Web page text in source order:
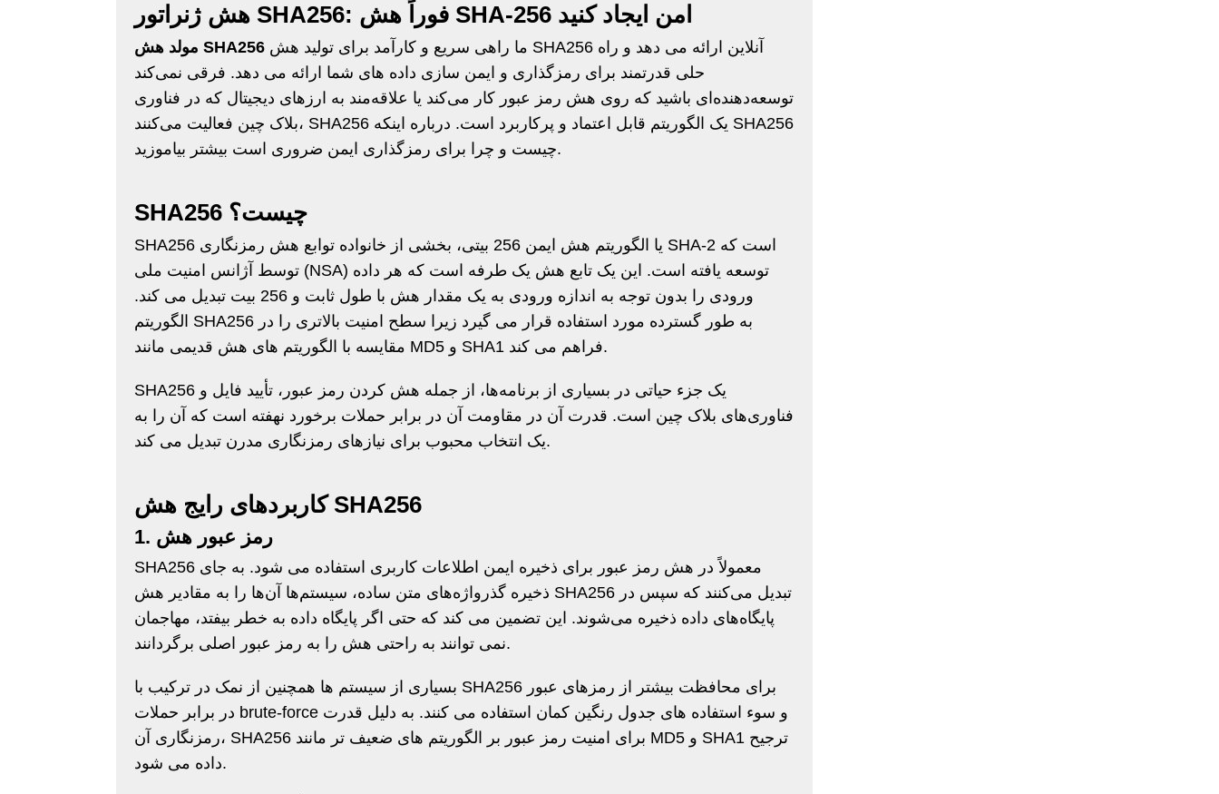
هش ژنراتور SHA256: فوراً هش SHA-256 امن ایجاد کنید
مولد هش SHA256
حلی قدرتمند برای رمزگذاری و ایمن سازی داده های شما ارائه می دهد. فرقی نمی‌کند
توسعه‌دهنده‌ای باشید که روی هش رمز عبور کار می‌کند یا علاقه‌مند به ارزهای دیجیتال که در فناوری
بلاک چین فعالیت می‌کنند، SHA256 یک الگوریتم قابل اعتماد و پرکاربرد است. درباره اینکه SHA256
چیست و چرا برای رمزگذاری ایمن ضروری است بیشتر بیاموزید.
SHA256 چیست؟
SHA256 یا الگوریتم هش ایمن 256 بیتی، بخشی از خانواده توابع هش رمزنگاری SHA-2 است که
توسط آژانس امنیت ملی (NSA) توسعه یافته است. این یک تابع هش یک طرفه است که هر داده
ورودی را بدون توجه به اندازه ورودی به یک مقدار هش با طول ثابت و 256 بیت تبدیل می کند.
الگوریتم SHA256 به طور گسترده مورد استفاده قرار می گیرد زیرا سطح امنیت بالاتری را در
مقایسه با الگوریتم های هش قدیمی مانند MD5 و SHA1 فراهم می کند.
SHA256 یک جزء حیاتی در بسیاری از برنامه‌ها، از جمله هش کردن رمز عبور، تأیید فایل و
فناوری‌های بلاک چین است. قدرت آن در مقاومت آن در برابر حملات برخورد نهفته است که آن را به
یک انتخاب محبوب برای نیازهای رمزنگاری مدرن تبدیل می کند.
کاربردهای رایج هش SHA256
1. رمز عبور هش
SHA256 معمولاً در هش رمز عبور برای ذخیره ایمن اطلاعات کاربری استفاده می شود. به جای
ذخیره گذرواژه‌های متن ساده، سیستم‌ها آن‌ها را به مقادیر هش SHA256 تبدیل می‌کنند که سپس در
پایگاه‌های داده ذخیره می‌شوند. این تضمین می کند که حتی اگر پایگاه داده به خطر بیفتد، مهاجمان
نمی توانند به راحتی هش را به رمز عبور اصلی برگردانند.
بسیاری از سیستم ها همچنین از نمک در ترکیب با SHA256 برای محافظت بیشتر از رمزهای عبور
در برابر حملات brute-force و سوء استفاده های جدول رنگین کمان استفاده می کنند. به دلیل قدرت
رمزنگاری آن، SHA256 برای امنیت رمز عبور بر الگوریتم های ضعیف تر مانند MD5 و SHA1 ترجیح
داده می شود.